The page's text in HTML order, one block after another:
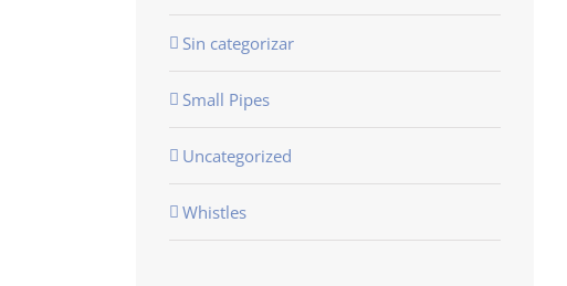
Sin categorizar
Small Pipes
Uncategorized
Whistles